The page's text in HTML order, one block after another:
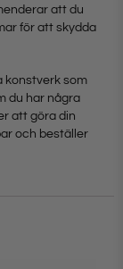
att du
för att skydda
konstverk som
du har några
att göra din
och beställer